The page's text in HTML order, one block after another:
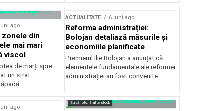
ago
zonele din
mai mari
viscol
de marți spre
un strat
ACTUALITATE 6 luni ago
Reforma administrației:
Bolojan detaliază măsurile și
economiile planificate
Premierul Ilie Bolojan a anunțat că
elementele fundamentale ale reformei
administrației au fost convenite...
ago
Sursă foto: Shutterstock